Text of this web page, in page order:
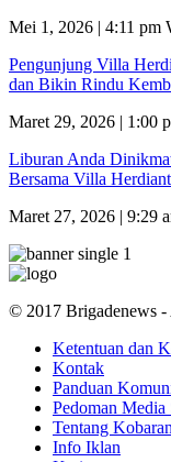
Mei 1, 2026 | 4:11 pm
Pengunjung Villa
dan Bikin Rindu
Maret 29, 2026 | 1:00
Liburan Anda
Bersama Villa
Maret 27, 2026 | 9:29
© 2017 Brigadenews -
Ketentuan dan
Kontak
Panduan
Pedoman Media
Tentang Kobaran
Info Iklan